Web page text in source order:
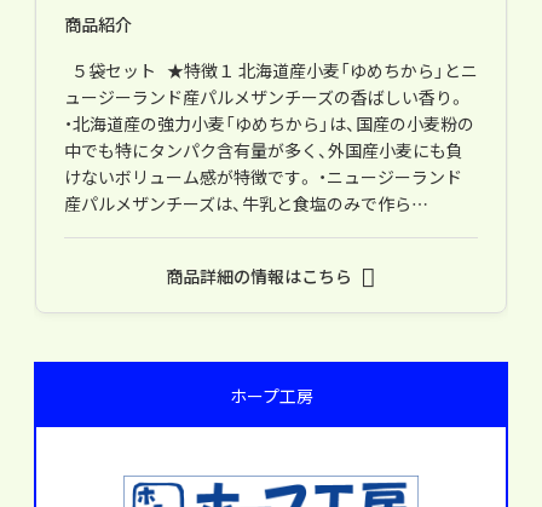
商品紹介
５袋セット ★特徴１ 北海道産小麦「ゆめちから」とニ
ュージーランド産パルメザンチーズの香ばしい香り。
・北海道産の強力小麦「ゆめちから」は、国産の小麦粉の
中でも特にタンパク含有量が多く、外国産小麦にも負
けないボリューム感が特徴です。 ・ニュージーランド
産パルメザンチーズは、牛乳と食塩のみで作ら…
商品詳細の情報はこちら
ホープ工房